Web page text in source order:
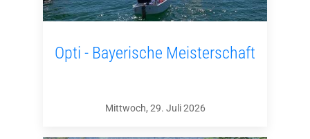
Opti - Bayerische Meisterschaft
Mittwoch, 29. Juli 2026